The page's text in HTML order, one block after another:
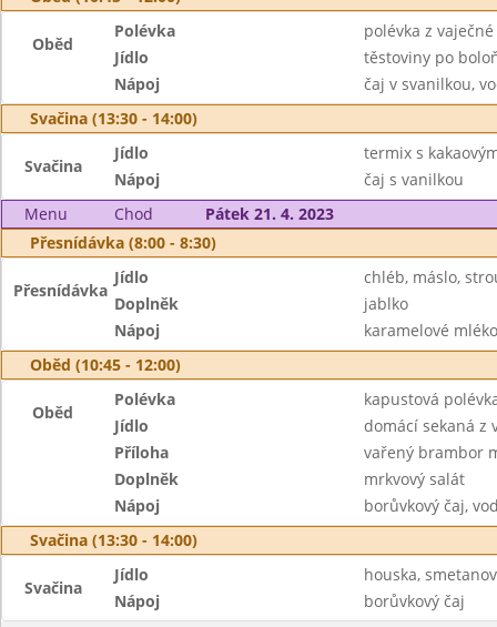
Oběd
Polévka
polévka z
Jídlo
těstoviny po
Nápoj
čaj v svanilkou,
Svačina (13:30 - 14:00)
Svačina
Jídlo
termix s
Nápoj
čaj s vanilkou
Menu
Chod
Pátek 21. 4. 2023
Přesnídávka (8:00 - 8:30)
Přesnídávka
Jídlo
chléb, máslo,
Doplněk
jablko
Nápoj
karamelové
Oběd (10:45 - 12:00)
Oběd
Polévka
kapustová
Jídlo
domácí sekaná z
Příloha
vařený brambor
Doplněk
mrkvový salát
Nápoj
borůvkový čaj,
Svačina (13:30 - 14:00)
Svačina
Jídlo
houska,
Nápoj
borůvkový čaj